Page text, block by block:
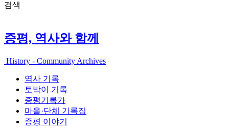
검색
증평, 역사와 함께
History - Community Archives
역사 기록
토박이 기록
증평기록가
마을·단체 기록집
증평 이야기